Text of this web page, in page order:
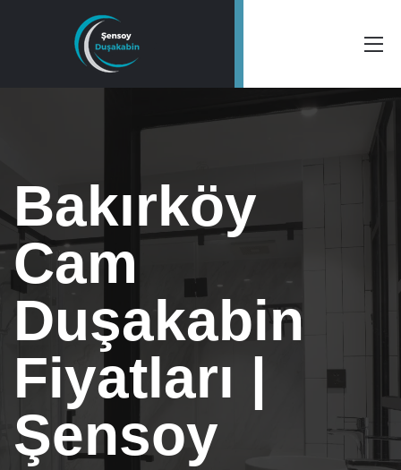
Bakırköy
Cam
Duşakabin
Fiyatları |
Şensoy